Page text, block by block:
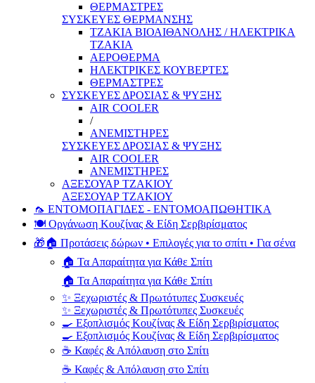
ΘΕΡΜΑΣΤΡΕΣ
ΣΥΣΚΕΥΕΣ ΘΕΡΜΑΝΣΗΣ
ΤΖΑΚΙΑ ΒΙΟΑΙΘΑΝΟΛΗΣ / ΗΛΕΚΤΡΙΚΑ
ΤΖΑΚΙΑ
ΑΕΡΟΘΕΡΜΑ
ΗΛΕΚΤΡΙΚΕΣ ΚΟΥΒΕΡΤΕΣ
ΘΕΡΜΑΣΤΡΕΣ
ΣΥΣΚΕΥΕΣ ΔΡΟΣΙΑΣ & ΨΥΞΗΣ
AIR COOLER
/
ΑΝΕΜΙΣΤΗΡΕΣ
ΣΥΣΚΕΥΕΣ ΔΡΟΣΙΑΣ & ΨΥΞΗΣ
AIR COOLER
ΑΝΕΜΙΣΤΗΡΕΣ
ΑΞΕΣΟΥΑΡ ΤΖΑΚΙΟΥ
ΑΞΕΣΟΥΑΡ ΤΖΑΚΙΟΥ
🦟 ΕΝΤΟΜΟΠΑΓΙΔΕΣ - ΕΝΤΟΜΟΑΠΩΘΗΤΙΚΑ
🍽️ Οργάνωση Κουζίνας & Είδη Σερβιρίσματος
🎁🏠 Προτάσεις δώρων • Επιλογές για το σπίτι • Για σένα
🏠 Τα Απαραίτητα για Κάθε Σπίτι
🏠 Τα Απαραίτητα για Κάθε Σπίτι
✨ Ξεχωριστές & Πρωτότυπες Συσκευές
✨ Ξεχωριστές & Πρωτότυπες Συσκευές
🍳 Εξοπλισμός Κουζίνας & Είδη Σερβιρίσματος
🍳 Εξοπλισμός Κουζίνας & Είδη Σερβιρίσματος
☕ Καφές & Απόλαυση στο Σπίτι
☕ Καφές & Απόλαυση στο Σπίτι